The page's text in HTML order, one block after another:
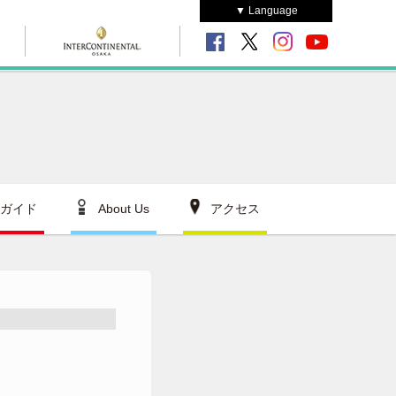
▼ Language
イド About Us アクセス